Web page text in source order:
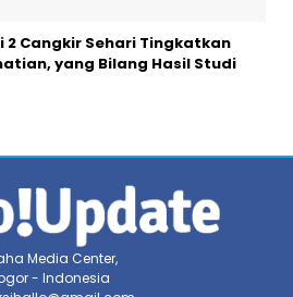
2 Cangkir Sehari Tingkatkan
yang Bilang Hasil Studi
Media Center,
- Indonesia